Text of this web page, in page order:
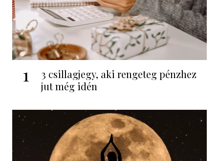
1
3 csillagjegy, aki rengeteg pénzhez
jut még idén